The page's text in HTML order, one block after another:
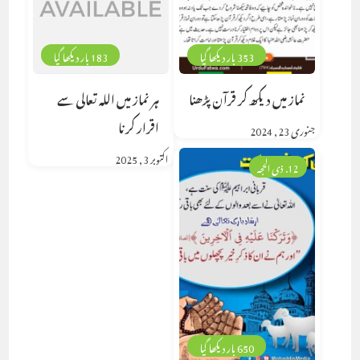
183 بار دیکھا گیا
ہر نماز میں اللہ تعالی سے
اقرار کرنا
اکتوبر 3, 2025
353 بار دیکھا گیا
نماز میں دیکھ کر قرآن پڑھنا
جنوری 23, 2024
650 بار دیکھا گیا
12. ذی الحجہ